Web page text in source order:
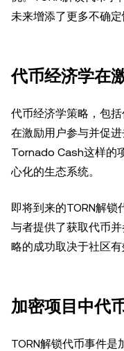
未来增添了更多不确定
代币经济学在
代币经济学策略，包
在激励用户参与并促
Tornado Cash这样的
心化的生态系统。
即将到来的TORN解锁
与者提供了获取代币
略的成功取决于社区
加密项目中代
TORN解锁代币事件是